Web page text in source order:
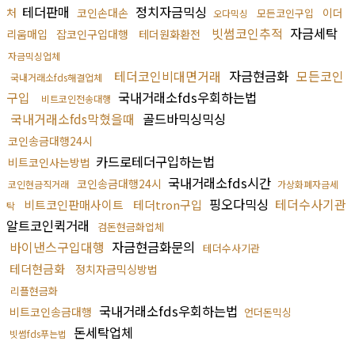
처 테더판매 코인손대손 정치자금믹싱 오다믹싱 모든코인구입
이더
리움매입
잡코인구입대행 테더원화환전 빗썸코인추적 자금세탁
자금믹싱업체
국내거래소fds해결업체
테더코인비대면거래 자금현금화 모든코인
구입
비트코인전송대행 국내거래소fds우회하는법
국내거래소fds막혔을때 골드바믹싱믹싱
코인송금대행24시
비트코인사는방법 카드로테더구입하는법
코인현금직거래 코인송금대행24시 국내거래소fds시간 가상화폐자금세
탁
비트코인판매사이트 테더tron구입 핑오다믹싱 테더수사기관
알트코인퀵거래
검돈현금화업체
바이낸스구입대행 자금현금화문의 테더수사기관
테더현금화 정치자금믹싱방법
리플현금화
비트코인송금대행 국내거래소fds우회하는법 언더돈믹싱
빗썸fds푸는법 돈세탁업체